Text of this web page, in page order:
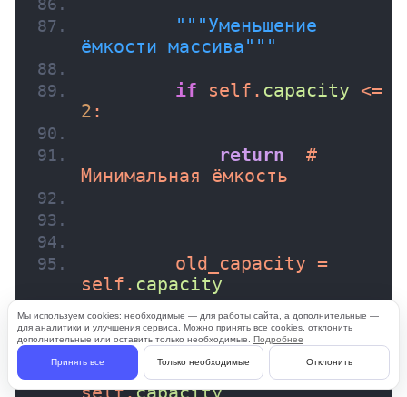
"" "Уменьшение
ёмкости массива" ""
if self. capacity
2 :
return
  #
Минимальная ёмкость
        old_capacity =
self. capacity
        self.
capacity //= 2
        new_data =
None]
Мы используем cookies: необходимые — для работы сайта, а дополнительные —
для аналитики и улучшения сервиса. Можно принять все cookies, отклонить
дополнительные или оставить только необходимые. Подробнее
Принять все Только необходимые Отклонить